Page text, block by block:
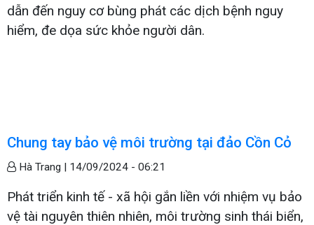
dẫn đến nguy cơ bùng phát các dịch bệnh nguy
hiểm, đe dọa sức khỏe người dân.
Chung tay bảo vệ môi trường tại đảo Cồn Cỏ
Hà Trang | 14/09/2024 - 06:21
Phát triển kinh tế - xã hội gắn liền với nhiệm vụ bảo
vệ tài nguyên thiên nhiên, môi trường sinh thái biển,